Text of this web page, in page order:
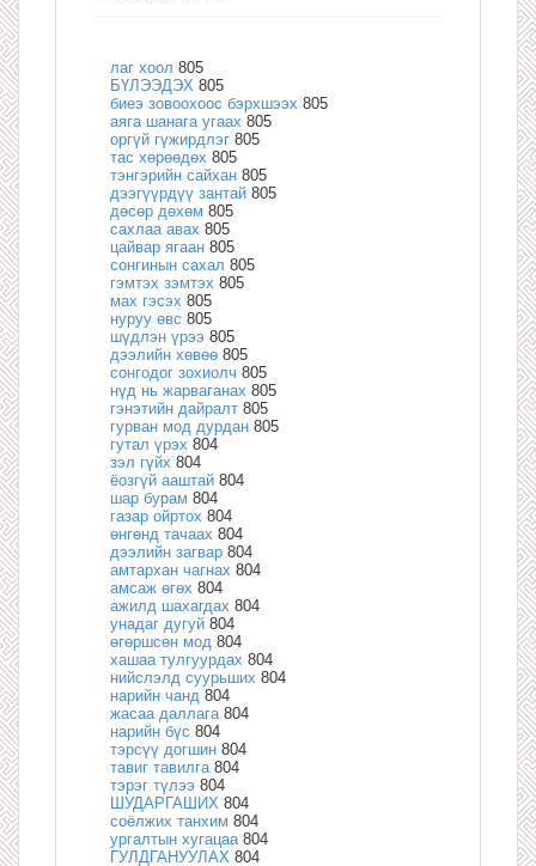
лаг хоол 805
БҮЛЭЭДЭХ 805
биеэ зовоохоос бэрхшээх 805
аяга шанага угаах 805
оргүй гүжирдлэг 805
тас хөрөөдөх 805
тэнгэрийн сайхан 805
дээгүүрдүү зантай 805
дөсөр дөхөм 805
сахлаа авах 805
цайвар ягаан 805
сонгинын сахал 805
гэмтэх зэмтэх 805
мах гэсэх 805
нуруу өвс 805
шүдлэн үрээ 805
дээлийн хөвөө 805
сонгодог зохиолч 805
нүд нь жарваганах 805
гэнэтийн дайралт 805
гурван мод дурдан 805
гутал үрэх 804
зэл гүйх 804
ёозгүй ааштай 804
шар бурам 804
газар ойртох 804
өнгөнд тачаах 804
дээлийн загвар 804
амтархан чагнах 804
амсаж өгөх 804
ажилд шахагдах 804
унадаг дугуй 804
өгөршсөн мод 804
хашаа тулгуурдах 804
нийслэлд суурьших 804
нарийн чанд 804
жасаа даллага 804
нарийн бүс 804
тэрсүү догшин 804
тавиг тавилга 804
тэрэг түлээ 804
ШУДАРГАШИХ 804
соёлжих танхим 804
ургалтын хугацаа 804
ГУЛДГАНУУЛАХ 804